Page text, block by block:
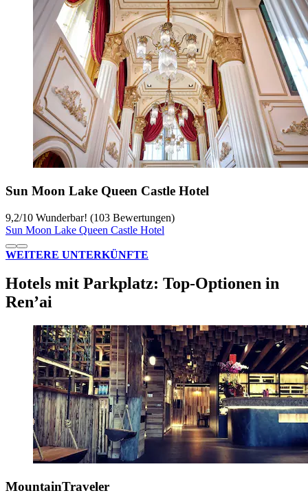
Sun Moon Lake Queen Castle Hotel
9,2/10 Wunderbar! (103 Bewertungen)
Sun Moon Lake Queen Castle Hotel
WEITERE UNTERKÜNFTE
Hotels mit Parkplatz: Top-Optionen in
Ren’ai
MountainTraveler